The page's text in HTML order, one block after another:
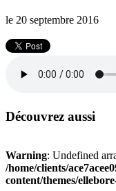
le 20 septembre 2016
Découvrez aussi
Warning: Undefined
/home/clients/
content/themes/